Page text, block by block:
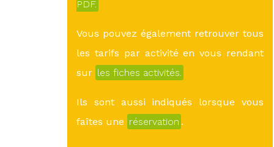
PDF.
Vous pouvez également retrouver tous
les tarifs par activité en vous rendant
sur les fiches activités.
Ils sont aussi indiqués lorsque vous
faîtes une réservation .